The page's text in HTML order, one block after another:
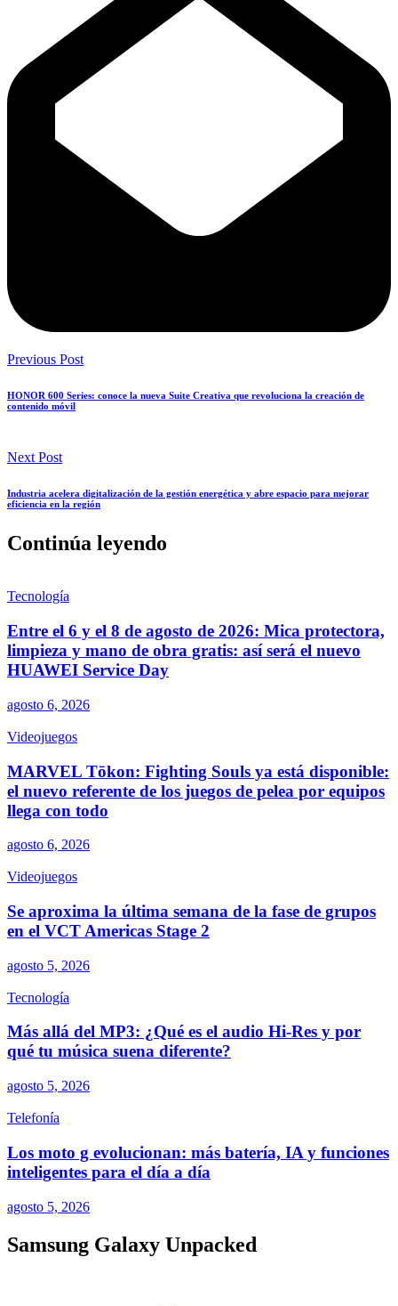
Previous Post
HONOR 600 Series: conoce la nueva Suite Creativa que revoluciona la creación de
contenido móvil
Next Post
Industria acelera digitalización de la gestión energética y abre espacio para mejorar
eficiencia en la región
Continúa leyendo
Tecnología
Entre el 6 y el 8 de agosto de 2026: Mica protectora,
limpieza y mano de obra gratis: así será el nuevo
HUAWEI Service Day
agosto 6, 2026
Videojuegos
MARVEL Tōkon: Fighting Souls ya está disponible:
el nuevo referente de los juegos de pelea por equipos
llega con todo
agosto 6, 2026
Videojuegos
Se aproxima la última semana de la fase de grupos
en el VCT Americas Stage 2
agosto 5, 2026
Tecnología
Más allá del MP3: ¿Qué es el audio Hi-Res y por
qué tu música suena diferente?
agosto 5, 2026
Telefonía
Los moto g evolucionan: más batería, IA y funciones
inteligentes para el día a día
agosto 5, 2026
Samsung Galaxy Unpacked